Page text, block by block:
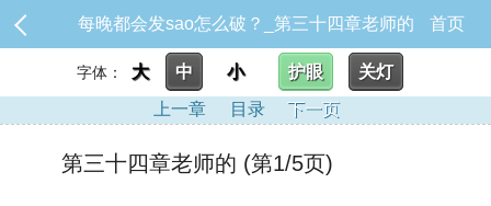
每晚都会发sao怎么破？_第三十四章老师的 首页
字体： 大 中 小 护眼
关灯
上一章
目录 下一页
第三十四章老师的 (第1/5页)